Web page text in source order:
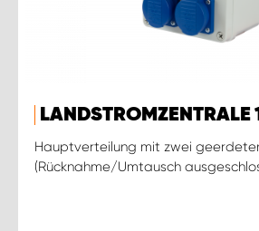
LANDSTROMZENTRALE
Hauptverteilung mit zwei
(Rücknahme/Umtausch